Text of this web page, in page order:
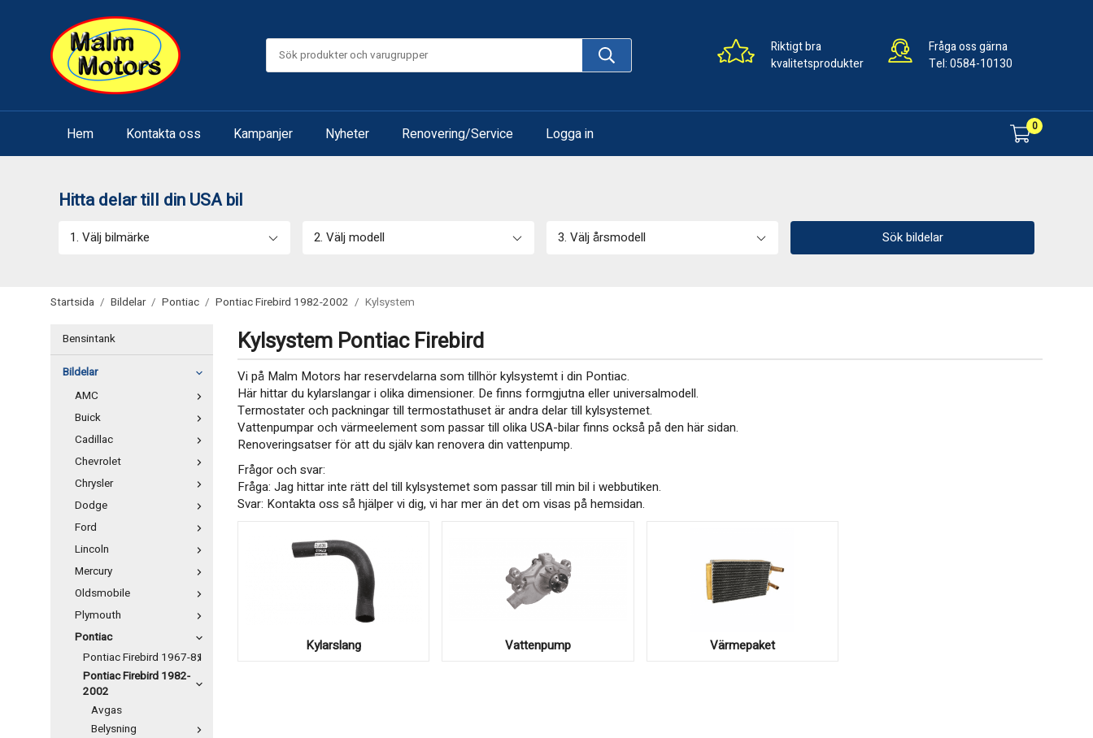
Riktigt bra
kvalitetsprodukter
Fråga oss gärna
Tel:0584-10130
Hem Kontakta oss Kampanjer Nyheter Renovering/Service Logga in 0
Hitta delar till din USA bil
1. Välj bilmärke 2. Välj modell 3. Välj årsmodell Sök bildelar
Startsida / Bildelar / Pontiac / Pontiac Firebird 1982-2002 / Kylsystem
Bensintank
Bildelar
AMC
Buick
Cadillac
Chevrolet
Chrysler
Dodge
Ford
Lincoln
Mercury
Oldsmobile
Plymouth
Pontiac
Pontiac Firebird 1967-81
Pontiac Firebird 1982-
2002
Avgas
Belysning
Kylsystem Pontiac Firebird
Vi på Malm Motors har reservdelarna som tillhör kylsystemt i din Pontiac.
Här hittar du kylarslangar i olika dimensioner. De finns formgjutna eller universalmodell.
Termostater och packningar till termostathuset är andra delar till kylsystemet.
Vattenpumpar och värmeelement som passar till olika USA-bilar finns också på den här sidan.
Renoveringsatser för att du själv kan renovera din vattenpump.
Frågor och svar:
Fråga: Jag hittar inte rätt del till kylsystemet som passar till min bil i webbutiken.
​​​​​​​​​​​​​​Svar: Kontakta oss så hjälper vi dig, vi har mer än det om visas på hemsidan.
Kylarslang Vattenpump Värmepaket